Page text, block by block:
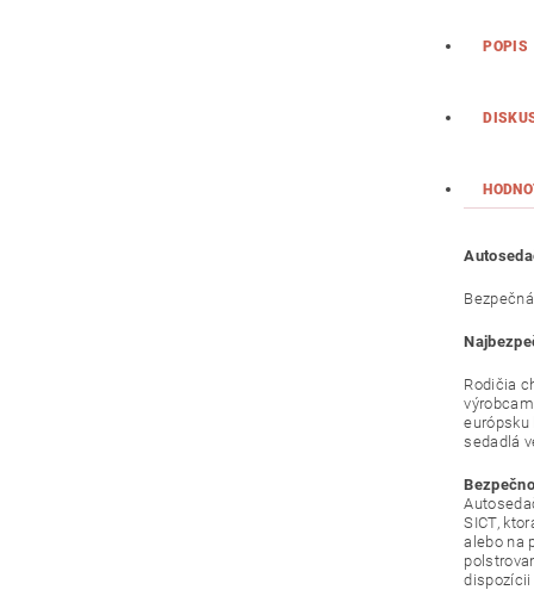
POPIS
Rodičia
európsku
sedadlá
SICT,
alebo na
dispozícii